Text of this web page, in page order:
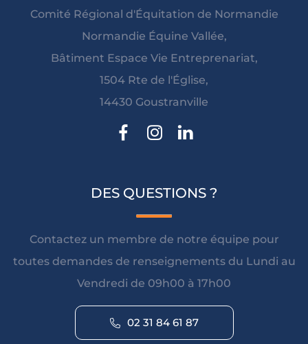
Comité Régional d'Équitation de Normandie
Normandie Équine Vallée,
Bâtiment Espace Vie Entreprenariat,
1504 Rte de l'Église,
14430 Goustranville
DES QUESTIONS ?
Contactez un membre de notre équipe pour
toutes demandes de renseignements du Lundi au
Vendredi de 09h00 à 17h00
02 31 84 61 87